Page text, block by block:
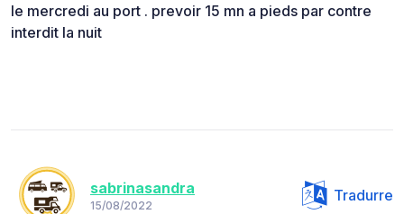
le mercredi au port . prevoir 15 mn a pieds par contre
interdit la nuit
sabrinasandra
15/08/2022
Tradurre